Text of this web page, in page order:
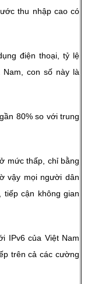
thu nhập cao có
điện thoại, tỷ lệ
con số này là
80% so với trung
mức thấp, chỉ bằng
vậy mọi người dân
cận không gian
IPv6 của Việt Nam
trên cả các cường